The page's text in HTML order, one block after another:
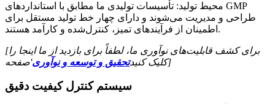
محیط تولید: تأسیسات تولیدی ما مطابق با استانداردهای GMP
طراحی و مدیریت می‌شوند و دارای چهار خط تولید مستقل برای
اطمینان از فرآیندهای تمیز، کنترل‌شده و کارآمد هستند.
[برای کشف قابلیت‌های نوآوری ما، لطفاً برای بازدید از ما اینجا را
کلیک کنیدتحقیق و توسعه و نوآوری 'صفحه]
سیستم کنترل کیفیت دقیق